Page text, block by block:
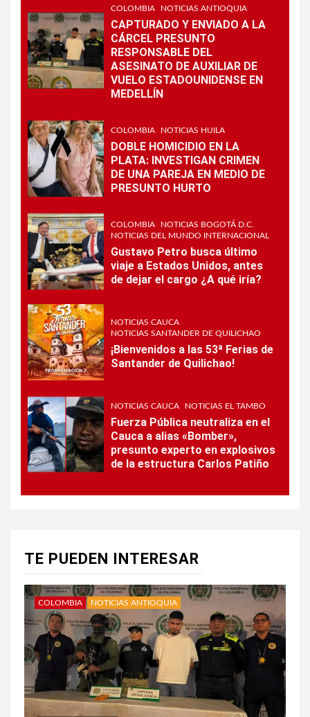
COLOMBIA NOTICIAS ANTIOQUIA
CAPTURADO Y ENVIADO A LA
CÁRCEL PRESUNTO
RESPONSABLE DEL
ASESINATO DE AUXILIAR DE
VUELO ESTADOUNIDENSE EN
MEDELLÍN
COLOMBIA NOTICIAS HUILA
DOBLE HOMICIDIO EN LA
PLATA: INVESTIGAN CRIMEN
DE UNA PAREJA EN MEDIO DE
PRESUNTO HURTO
COLOMBIA
NOTICIAS BOGOTÁ D.C.
NOTICIAS DEL MUNDO INTERNACIONAL
Gustavo Petro busca último
viaje a Estados Unidos, antes
de dejar el cargo ¿A qué iría?
NOTICIAS CAUCA
NOTICIAS SANTANDER DE QUILICHAO
¡Bienvenidos a las 53ª Ferias de
Santander de Quilichao!
NOTICIAS CAUCA NOTICIAS EL TAMBO
Fuerza Pública neutraliza en el
Cauca a alias «Bomber»,
presunto experto en explosivos
de la estructura Carlos Patiño
TE PUEDEN INTERESAR
COLOMBIA NOTICIAS ANTIOQUIA